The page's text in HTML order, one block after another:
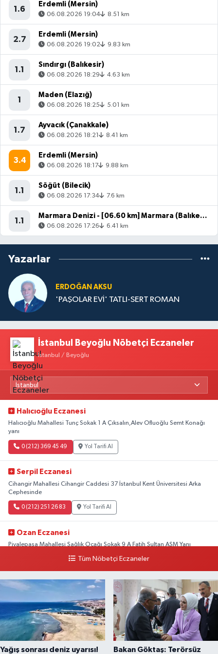
1.6
Erdemli (Mersin)
06.08.2026 19:04 8.51 km
2.7
Erdemli (Mersin)
06.08.2026 19:02 9.83 km
1.1
Sındırgı (Balıkesir)
06.08.2026 18:29 4.63 km
1
Maden (Elazığ)
06.08.2026 18:25 5.01 km
1.7
Ayvacık (Çanakkale)
06.08.2026 18:21 8.41 km
3.4
Erdemli (Mersin)
06.08.2026 18:17 9.88 km
1.1
Söğüt (Bilecik)
06.08.2026 17:34 7.6 km
1.1
Marmara Denizi - [06.60 km] Marmara (Balıkesir)
06.08.2026 17:26 6.41 km
Yazarlar
ERDOĞAN AKSU
'PAŞOLAR EVİ' TATLI-SERT ROMAN
İstanbul Beyoğlu Nöbetçi Eczaneler
İstanbul / Beyoğlu
Halıcıoğlu Eczanesi
Halıcıoğlu Mahallesi Tunç Sokak 1 A Çıksalın,Alev Ofluoğlu Semt Konağı
yanı
0 (212) 369 45 49 Yol Tarifi Al
Serpil Eczanesi
Cihangir Mahallesi Cihangir Caddesi 37 İstanbul Kent Üniversitesi Arka
Cephesinde
0 (212) 251 26 83 Yol Tarifi Al
Ozan Eczanesi
Piyalepaşa Mahallesi Sağlık Ocağı Sokak 9 A Fatih Sultan ASM Yanı
Yol Tarifi Al
Tüm Nöbetçi Eczaneler
Yağış sonrası deniz uyarısı!
Bakan Göktaş: Terörsüz